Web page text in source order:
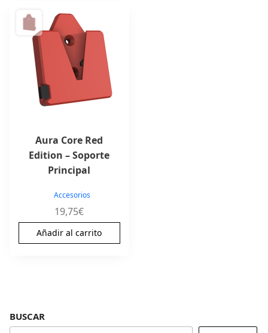
Aura Core Red
Edition – Soporte
Principal
Accesorios
19,75€
Añadir al carrito
BUSCAR